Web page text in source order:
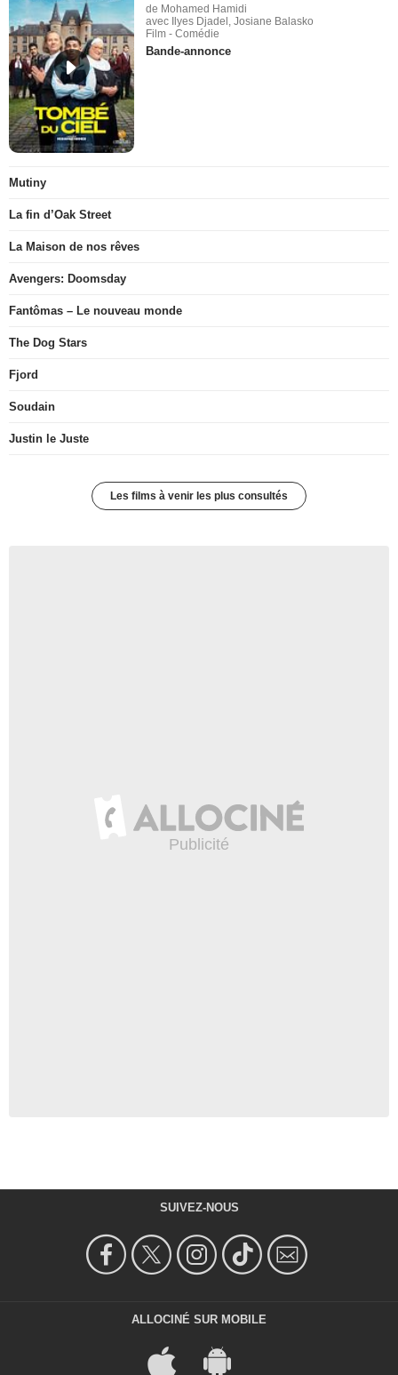
de Mohamed Hamidi
avec Ilyes Djadel, Josiane Balasko
Film - Comédie
Bande-annonce
Mutiny
La fin d’Oak Street
La Maison de nos rêves
Avengers: Doomsday
Fantômas – Le nouveau monde
The Dog Stars
Fjord
Soudain
Justin le Juste
Les films à venir les plus consultés
SUIVEZ-NOUS
ALLOCINÉ SUR MOBILE